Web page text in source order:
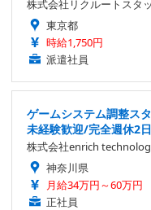
株式会社リクルートスタ
東京都
時給1,750円
派遣社員
ゲームシステム調整ス
未経験歓迎/完全週休2
株式会社enrich
神奈川県
月給34万円～60万円
正社員